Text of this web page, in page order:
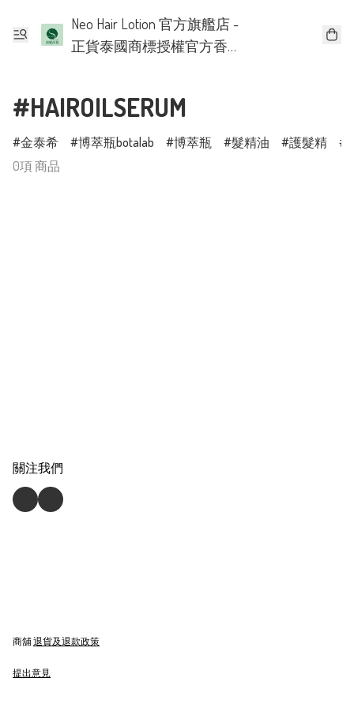
Neo Hair Lotion 官方旗艦店 -
正貨泰國商標授權官方香
#HAIROILSERUM
金泰希 博萃瓶botalab 博萃瓶 髮精油 護髮精
0項 商品
關注我們
商舖退貨及退款政策
提出意見